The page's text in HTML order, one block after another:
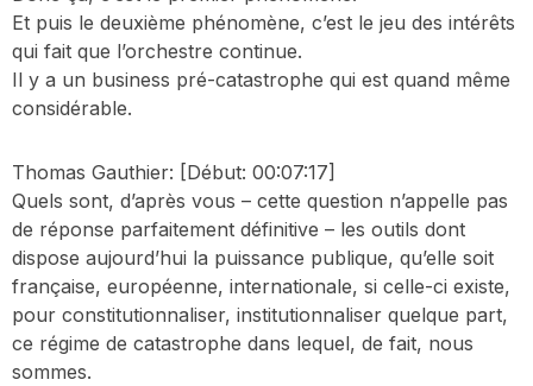
Et puis le deuxième phénomène, c’est le jeu des intérêts
qui fait que l’orchestre continue.
Il y a un business pré-catastrophe qui est quand même
considérable.
Thomas Gauthier: [Début: 00:07:17]
Quels sont, d’après vous – cette question n’appelle pas
de réponse parfaitement définitive – les outils dont
dispose aujourd’hui la puissance publique, qu’elle soit
française, européenne, internationale, si celle-ci existe,
pour constitutionnaliser, institutionnaliser quelque part,
ce régime de catastrophe dans lequel, de fait, nous
sommes.